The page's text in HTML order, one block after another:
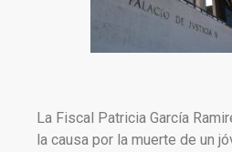
La Fiscal Patricia García
la causa por la muerte de un